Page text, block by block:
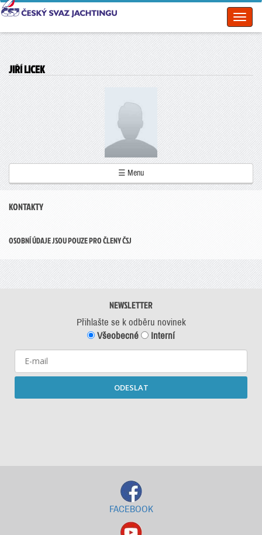
JIŘÍ LICEK
☰ Menu
KONTAKTY
OSOBNÍ ÚDAJE JSOU POUZE PRO ČLENY ČSJ
NEWSLETTER
Přihlašte se k odběru novinek
Všeobecné
Interní
ODESLAT
FACEBOOK